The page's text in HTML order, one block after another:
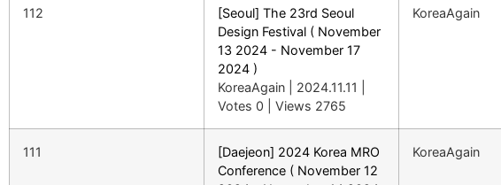
112
[Seoul] The 23rd Seoul
Design Festival ( November
13 2024 - November 17
2024 )
KoreaAgain
2024.11.11
Votes 0
Views 2765
KoreaAgain
111
[Daejeon] 2024 Korea MRO
Conference ( November 12
KoreaAgain